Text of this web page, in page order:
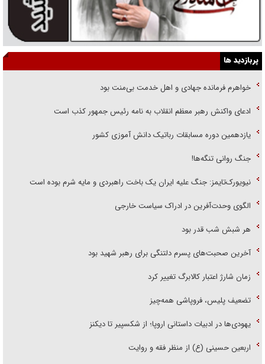
پربازدید ها
خواهرم فرمانده جهادی و اهل خدمت بی‌منت بود
ادعای واکنش رهبر معظم انقلاب به نامه رئیس جمهور کذب است
یازدهمین دوره مسابقات رباتیک دانش آموزی کشور
جنگ روانی تنگه‌ها!
نیویورک‌تایمز: جنگ علیه ایران یک باخت راهبردی و مایه شرم بوده است
الگوی وحدت‌آفرین در ادراک سیاست خارجی
هر شبش شب قدر بود
آخرین صحبت‌های پسرم دلتنگی برای رهبر شهید بود
زمان شارژ اعتبار کالابرگ تغییر کرد
تضعیف پلیس، فروپاشی همه‌چیز
یهودی‌ها در ادبیات داستانی اروپا؛ از شکسپیر تا دیکنز
اربعین حسینی (ع) از منظر فقه و روایت